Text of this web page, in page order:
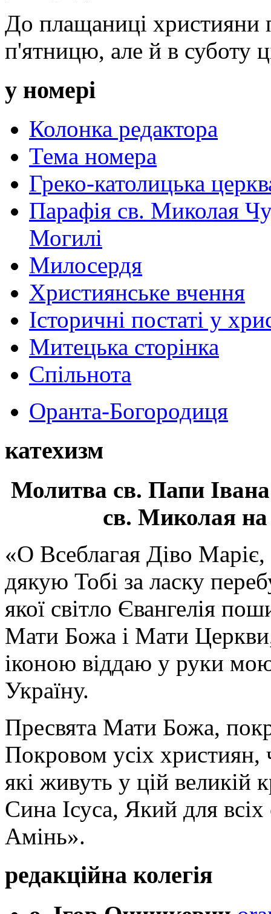
До плащаниці християни
п'ятницю, але й в суботу
у номері
Колонка редактора
Тема номера
Греко-католицька
Парафія св. Миколая
Могилі
Милосердя
Християнське вчення
Історичні постаті у
Митецька сторінка
Спільнота
Оранта-Богородиця
катехизм
Молитва св. Папи
св. Миколая на
«О Всеблагая Діво
дякую Тобі за ласку
якої світло Євангелія
Мати Божа і Мати
іконою віддаю у руки
Україну.
Пресвята Мати Божа,
Покровом усіх християн,
які живуть у цій великій
Сина Ісуса, Який для
Амінь».
редакційна колегія